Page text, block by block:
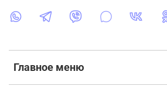
Главное меню